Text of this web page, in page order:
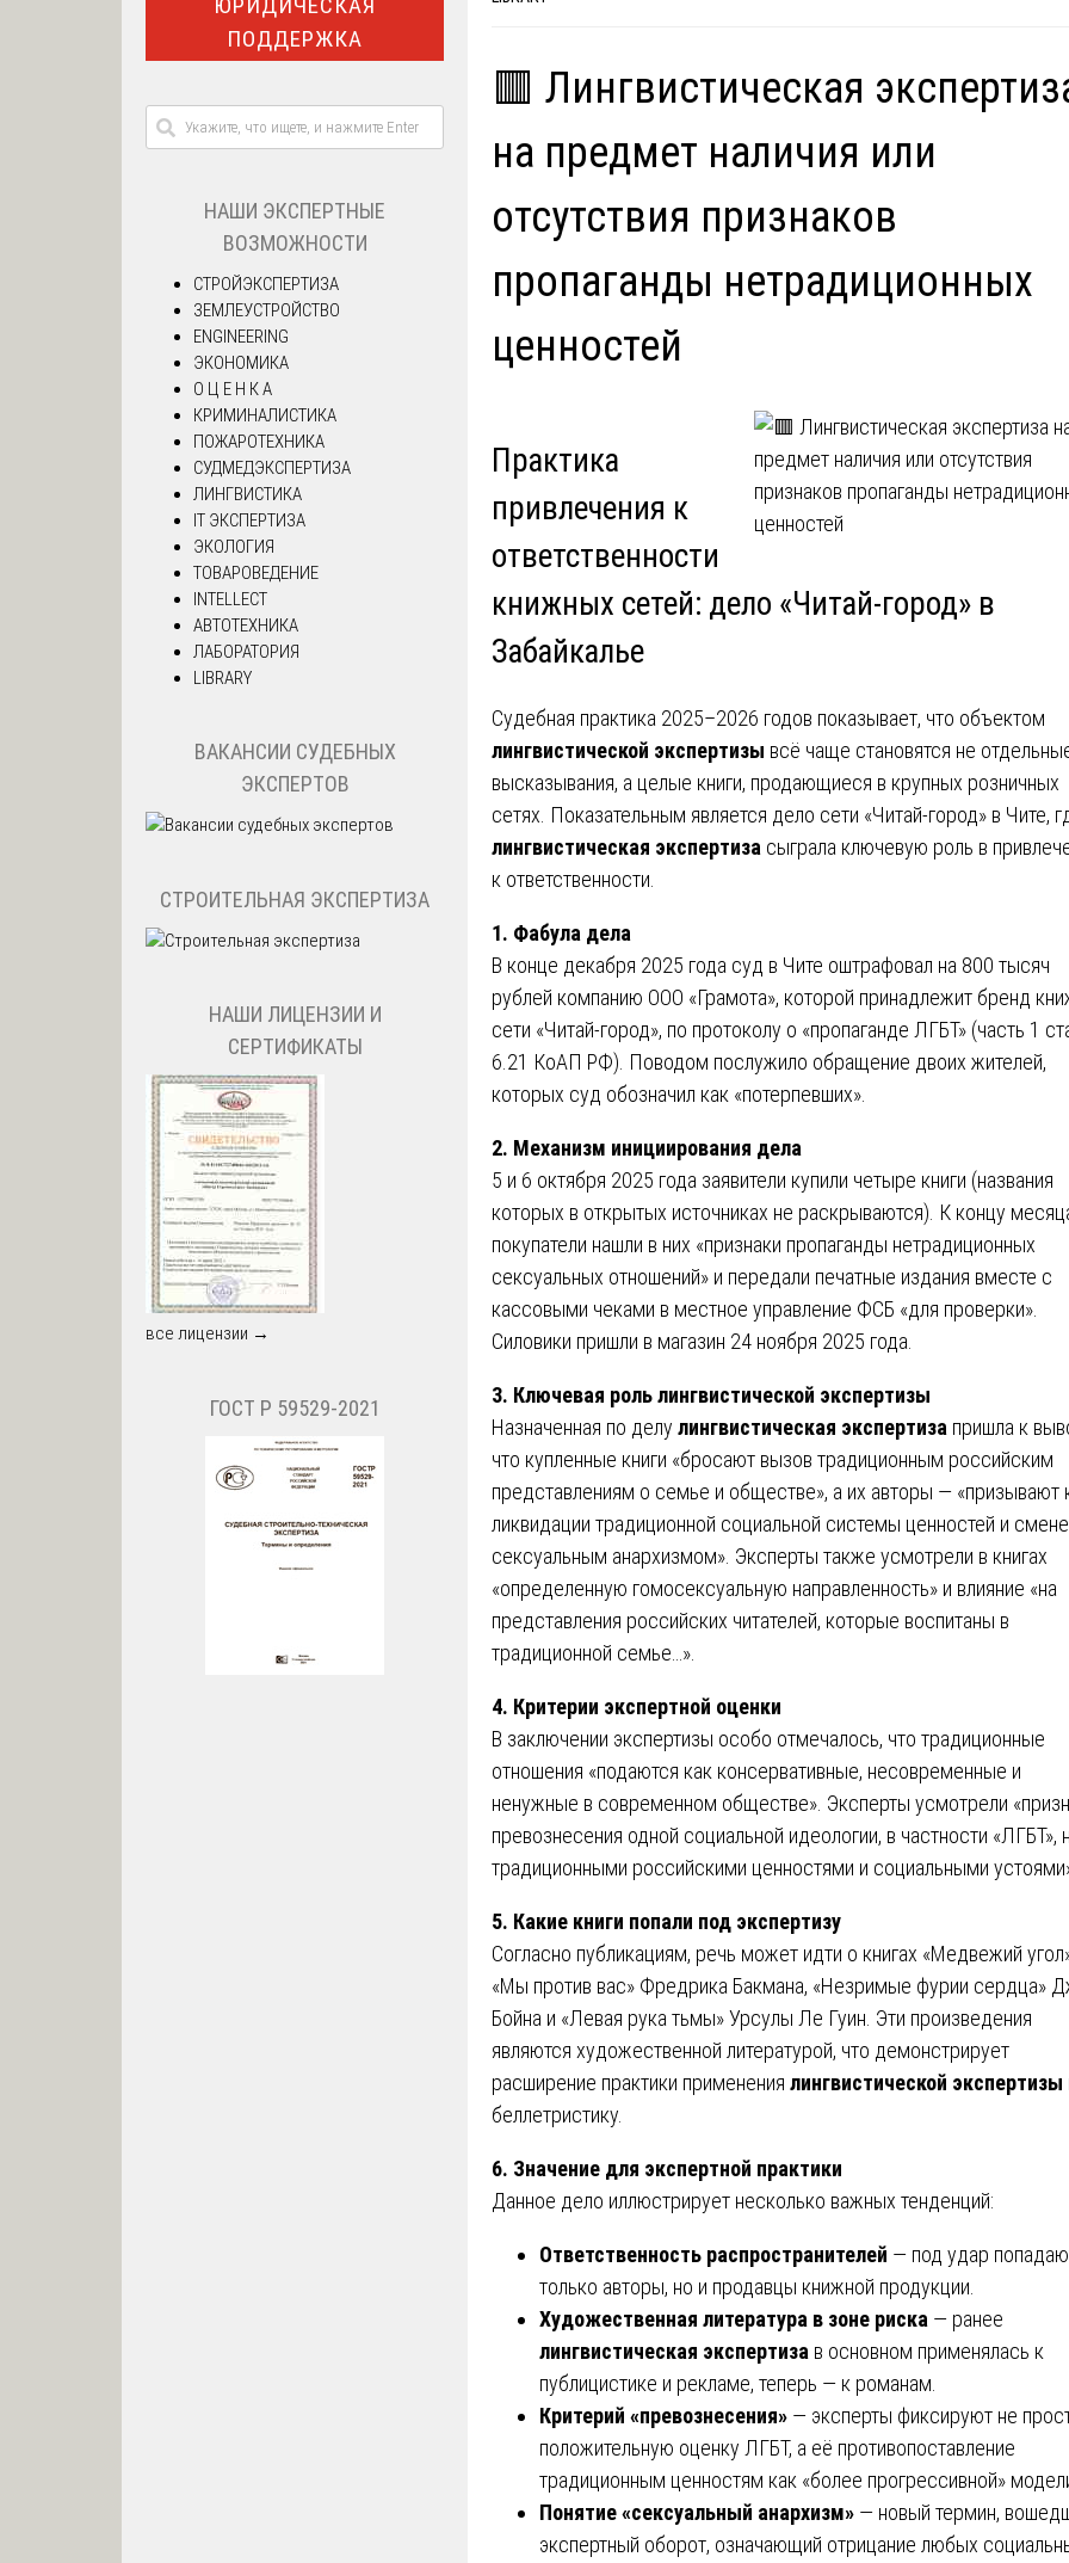
🟥 Лингвистическая
на предмет наличия или
отсутствия признаков
пропаганды нетрадиционных
ценностей
Практика
привлечения к
ответственности
книжных сетей: дело «Читай-город» в
Забайкалье
Судебная практика 2025–2026 годов показывает, что объектом
лингвистической экспертизы всё чаще становятся не
высказывания, а целые книги, продающиеся в крупных розничных
сетях. Показательным является дело сети «Читай-город» в Чите,
лингвистическая экспертиза сыграла ключевую роль в
к ответственности.
1. Фабула дела
В конце декабря 2025 года суд в Чите оштрафовал на 800 тысяч
рублей компанию ООО «Грамота», которой принадлежит бренд
сети «Читай-город», по протоколу о «пропаганде ЛГБТ» (часть 1
6.21 КоАП РФ). Поводом послужило обращение двоих жителей,
которых суд обозначил как «потерпевших».
2. Механизм инициирования дела
5 и 6 октября 2025 года заявители купили четыре книги (названия
которых в открытых источниках не раскрываются). К концу
покупатели нашли в них «признаки пропаганды нетрадиционных
сексуальных отношений» и передали печатные издания вместе с
кассовыми чеками в местное управление ФСБ «для проверки».
Силовики пришли в магазин 24 ноября 2025 года.
3. Ключевая роль лингвистической экспертизы
Назначенная по делу лингвистическая экспертиза пришла к
что купленные книги «бросают вызов традиционным российским
представлениям о семье и обществе», а их авторы — «призывают
ликвидации традиционной социальной системы ценностей и
сексуальным анархизмом». Эксперты также усмотрели в книгах
«определенную гомосексуальную направленность» и влияние «на
представления российских читателей, которые воспитаны в
традиционной семье…».
4. Критерии экспертной оценки
В заключении экспертизы особо отмечалось, что традиционные
отношения «подаются как консервативные, несовременные и
ненужные в современном обществе». Эксперты усмотрели
превознесения одной социальной идеологии, в частности «ЛГБТ»,
традиционными российскими ценностями и социальными
5. Какие книги попали под экспертизу
Согласно публикациям, речь может идти о книгах «Медвежий
«Мы против вас» Фредрика Бакмана, «Незримые фурии сердца»
Бойна и «Левая рука тьмы» Урсулы Ле Гуин. Эти произведения
являются художественной литературой, что демонстрирует
расширение практики применения лингвистической экспертизы
беллетристику.
6. Значение для экспертной практики
Данное дело иллюстрирует несколько важных тенденций:
Ответственность распространителей — под удар
только авторы, но и продавцы книжной продукции.
Художественная литература в зоне риска — ранее
лингвистическая экспертиза в основном применялась к
публицистике и рекламе, теперь — к романам.
Критерий «превознесения» — эксперты фиксируют не
положительную оценку ЛГБТ, а её противопоставление
традиционным ценностям как «более прогрессивной»
Понятие «сексуальный анархизм» — новый термин,
экспертный оборот, означающий отрицание любых
ПОДДЕРЖКА
НАШИ ЭКСПЕРТНЫЕ
ВОЗМОЖНОСТИ
СТРОЙЭКСПЕРТИЗА
ЗЕМЛЕУСТРОЙСТВО
ENGINEERING
ЭКОНОМИКА
О Ц Е Н К А
КРИМИНАЛИСТИКА
ПОЖАРОТЕХНИКА
СУДМЕДЭКСПЕРТИЗА
ЛИНГВИСТИКА
IT ЭКСПЕРТИЗА
ЭКОЛОГИЯ
ТОВАРОВЕДЕНИЕ
INTELLECT
АВТОТЕХНИКА
ЛАБОРАТОРИЯ
LIBRARY
ВАКАНСИИ СУДЕБНЫХ
ЭКСПЕРТОВ
СТРОИТЕЛЬНАЯ ЭКСПЕРТИЗА
НАШИ ЛИЦЕНЗИИ И
СЕРТИФИКАТЫ
все лицензии →
ГОСТ Р 59529-2021